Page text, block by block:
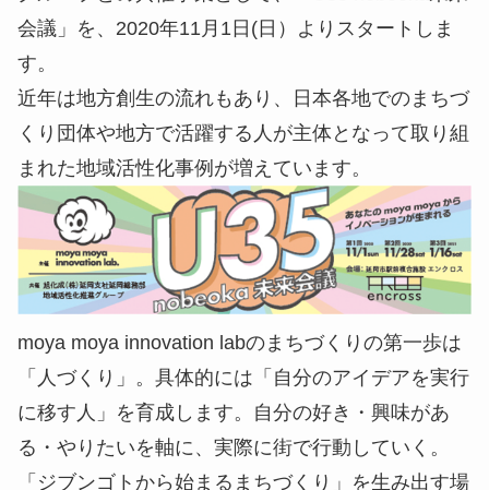
会議」を、2020年11月1日(日）よりスタートしま
す。
近年は地方創生の流れもあり、日本各地でのまちづ
くり団体や地方で活躍する人が主体となって取り組
まれた地域活性化事例が増えています。
moya moya innovation labのまちづくりの第一歩は
「人づくり」。具体的には「自分のアイデアを実行
に移す人」を育成します。自分の好き・興味があ
る・やりたいを軸に、実際に街で行動していく。
「ジブンゴトから始まるまちづくり」を生み出す場